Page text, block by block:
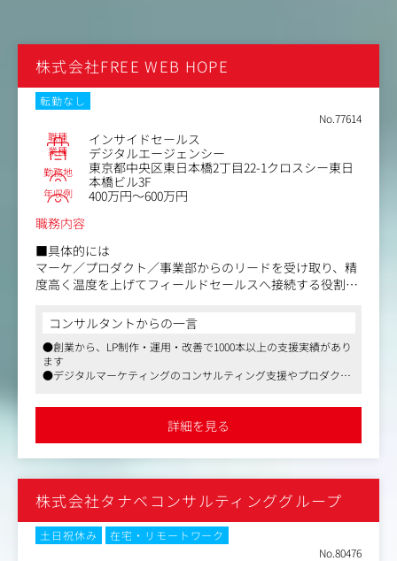
「商談数の最大化」をミッションに、マーケティングとセ
ールの架け橋となる組織を構築します。
・インサイドセールス部隊の立ち上げ・KPI設計
・SFA（営業支援システム）の導入・定着化
・リードへの架電ルール策定（5分以内架電、フォローコ
・失注顧客に対する定期的な掘り起こし施策
4.セールス・イネーブルメント（営業推進）
フィールドセールスの受注率を最大化するための武器を作
ります。
・競合比較表、提案資料、ROI算出ロジックの作成
・商談・受注・失注データの分析とフィードバック
・営業ロープレの定期開催、ナレッジ共有の仕組みづくり
株式会社FREE WEB HOPE
転勤なし
No.77614
職種 インサイドセールス
業種 デジタルエージェンシー
勤務地
東京都中央区東日本橋2丁目22-1クロスシー東日
本橋ビル3F
年収例
400万円～600万円
職務内容
■具体的には
マーケ／プロダクト／事業部からのリードを受け取り、精
度高く温度を上げてフィールドセールスへ接続する役割で
また、スクリプト設計やナーチャリング施策の構築、Hub
Spot／Notionを用いたCRM管理など、営業組織の仕組み化
にも深く関わっていただきます。
・リード情報の確認／優先度付け（Webフォーム・イベン
・初回ヒアリング・ヒアリングスクリプトの設計／実行
・顧客課題に応じた最適な事業の選定（MagicLPO／Click
携）
・HubSpot／Notionを活用したCRM構築・営業情報管理
・マーケ・PdM・CSと連携したリードジャーニーの改善活
コンサルタントからの一言
●創業から、LP制作・運用・改善で1000本以上の支援実績があり
ます
●デジタルマーケティングのコンサルティング支援やプロダクト
詳細を見る
株式会社タナベコンサルティンググループ
土日祝休み
在宅・リモートワーク
No.80476